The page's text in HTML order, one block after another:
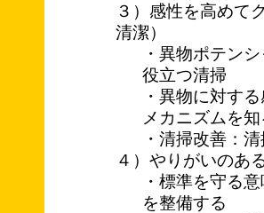
３）感性を高めて
清潔）
・異物ポテン
役立つ清掃
・異物に対す
メカニズムを知
・清掃改善：
４）やりがいのあ
・標準を守る
を整備する